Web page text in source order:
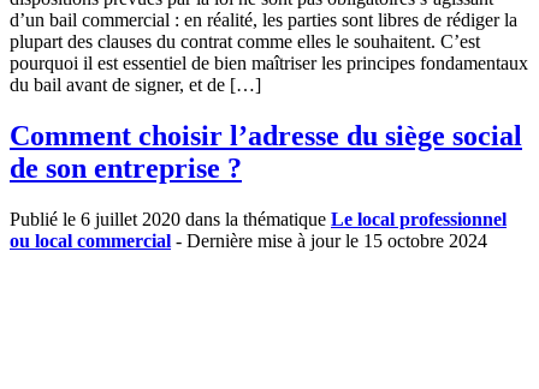
d’un bail commercial : en réalité, les parties sont libres de rédiger la
plupart des clauses du contrat comme elles le souhaitent. C’est
pourquoi il est essentiel de bien maîtriser les principes fondamentaux
du bail avant de signer, et de […]
Comment choisir l’adresse du siège social
de son entreprise ?
Publié le 6 juillet 2020 dans la thématique Le local professionnel
ou local commercial - Dernière mise à jour le 15 octobre 2024